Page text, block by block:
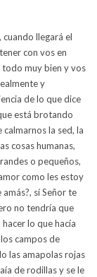
llegará el
con vos en
muy bien y vos
y
de lo que dice
está brotando
calmarnos la sed, la
cosas humanas,
o pequeños,
como les estoy
sí Señor te
no tendría que
lo que hacía
campos de
las amapolas rojas
de rodillas y se le